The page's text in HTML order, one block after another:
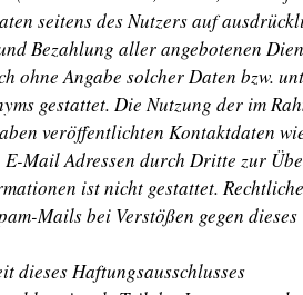
seitens des Nutzers auf
Bezahlung aller angebotenen
ohne Angabe solcher Daten bzw.
gestattet. Die Nutzung der im
veröffentlichten Kontaktdaten
E-Mail Adressen durch Dritte zur
ist nicht gestattet.
Mails bei Verstößen gegen
dieses Haftungsausschlusses